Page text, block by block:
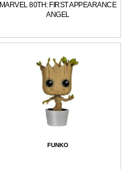
MARVEL 80TH: FIRST APPEARANCE
ANGEL
FUNKO